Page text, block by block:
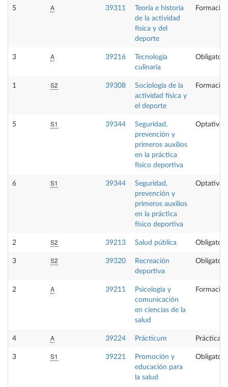
5 A 39311
Teoría e historia
de la actividad
física y del
deporte
3 A 39216
Tecnología
culinaria
1 S2 39308
Sociología de la
actividad física y
el deporte
5 S1 39344
Seguridad,
prevención y
primeros auxilios
en la práctica
físico deportiva
Optativa
6 S1 39344
Seguridad,
prevención y
primeros auxilios
en la práctica
físico deportiva
Optativa
2 S2 39213 Salud pública
3 S2 39320
Recreación
deportiva
2 A 39211
Psicología y
comunicación
en ciencias de la
salud
4 A 39224 Prácticum Prácticas
3 S1 39221
Promoción y
educación para
la salud